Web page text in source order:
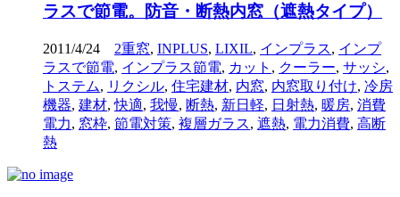
ラスで節電。防音・断熱内窓（遮熱タイプ）
2011/4/24 2重窓, INPLUS, LIXIL, インプラス, インプ
ラスで節電, インプラス節電, カット , クーラー, サッシ,
トステム, リクシル, 住宅建材, 内窓, 内窓取り付け, 冷房
機器, 建材,快適, 我慢, 断熱, 新日軽, 日射熱, 暖房, 消費
電力, 窓枠, 節電対策, 複層ガラス, 遮熱, 電力消費, 高断
熱